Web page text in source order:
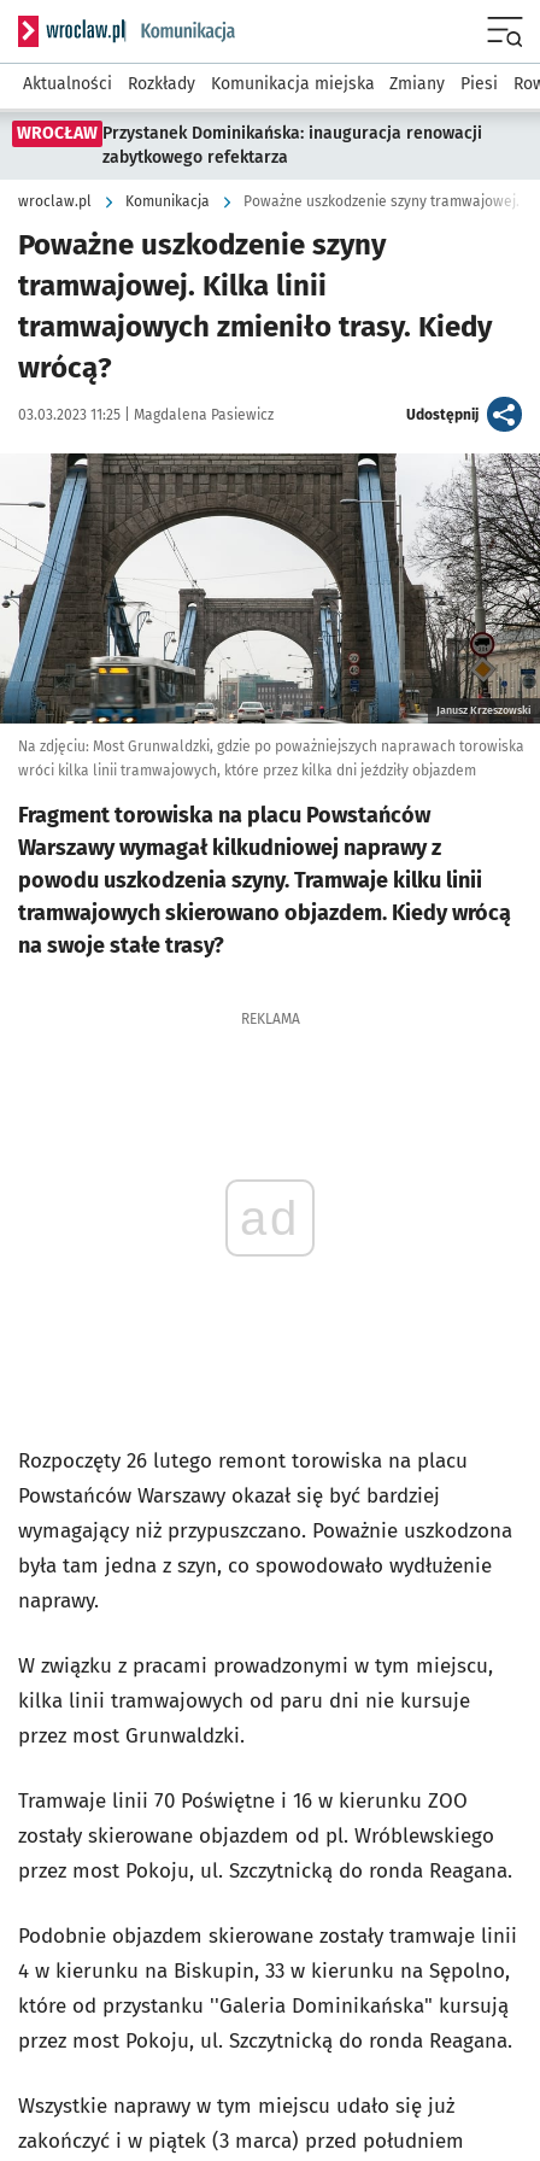
Serwis informacyjny wroclaw.pl podserwis: Komunikacja
Aktualności Rozkłady Komunikacja miejska Zmiany Piesi
WROCŁAW Przystanek Dominikańska: inauguracja renowacji
zabytkowego refektarza
wroclaw.pl Komunikacja
Poważne uszkodzenie szyny
tramwajowej. Kilka linii
tramwajowych zmieniło trasy. Kiedy
wrócą?
Data publikacji:
03.03.2023 11:25 | Autor:
Magdalena Pasiewicz Udostępnijartykuł
Kliknij, aby powiększyć
Janusz Krzeszowski
Na zdjęciu: Most Grunwaldzki, gdzie po poważniejszych naprawach torowiska
wróci kilka linii tramwajowych, które przez kilka dni jeździły objazdem
Fragment torowiska na placu Powstańców
Warszawy wymagał kilkudniowej naprawy z
powodu uszkodzenia szyny. Tramwaje kilku linii
tramwajowych skierowano objazdem. Kiedy wrócą
na swoje stałe trasy?
REKLAMA
ad
Rozpoczęty 26 lutego remont torowiska na placu
Powstańców Warszawy okazał się być bardziej
wymagający niż przypuszczano. Poważnie uszkodzona
była tam jedna z szyn, co spowodowało wydłużenie
naprawy.
W związku z pracami prowadzonymi w tym miejscu,
kilka linii tramwajowych od paru dni nie kursuje
przez most Grunwaldzki.
Tramwaje linii 70 Poświętne i 16 w kierunku ZOO
zostały skierowane objazdem od pl. Wróblewskiego
przez most Pokoju, ul. Szczytnicką do ronda Reagana.
Podobnie objazdem skierowane zostały tramwaje linii
4 w kierunku na Biskupin, 33 w kierunku na Sępolno,
które od przystanku ''Galeria Dominikańska" kursują
przez most Pokoju, ul. Szczytnicką do ronda Reagana.
Wszystkie naprawy w tym miejscu udało się już
zakończyć i w piątek (3 marca) przed południem